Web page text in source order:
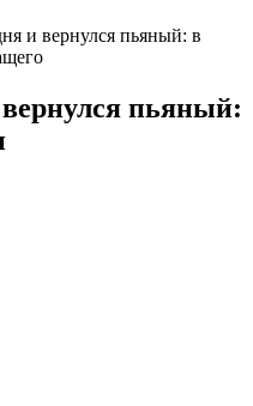
и вернулся пьяный: в
пьяный: